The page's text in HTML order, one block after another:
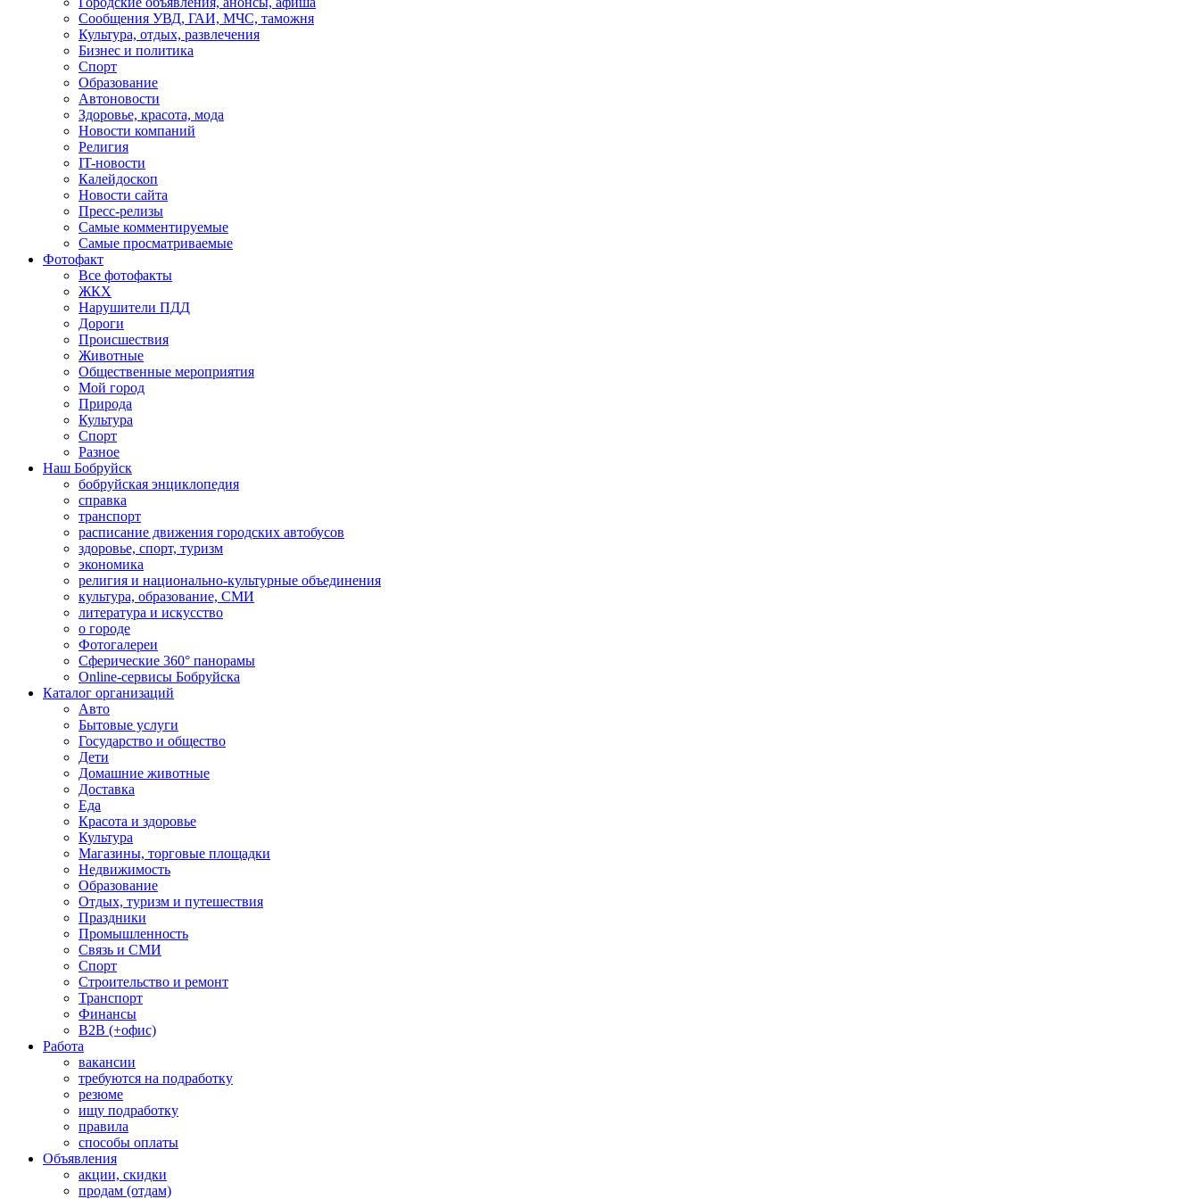
Сообщения УВД, ГАИ, МЧС, таможня
Культура, отдых, развлечения
Бизнес и политика
Спорт
Образование
Автоновости
Здоровье, красота, мода
Новости компаний
Религия
IT-новости
Калейдоскоп
Новости сайта
Пресс-релизы
Самые комментируемые
Самые просматриваемые
Фотофакт
Все фотофакты
ЖКХ
Нарушители ПДД
Дороги
Происшествия
Животные
Общественные мероприятия
Мой город
Природа
Культура
Спорт
Разное
Наш Бобруйск
бобруйская энциклопедия
справка
транспорт
расписание движения городских автобусов
здоровье, спорт, туризм
экономика
религия и национально-культурные объединения
культура, образование, СМИ
литература и искусство
о городе
Фотогалереи
Сферические 360° панорамы
Online-сервисы Бобруйска
Каталог организаций
Авто
Бытовые услуги
Государство и общество
Дети
Домашние животные
Доставка
Еда
Красота и здоровье
Культура
Магазины, торговые площадки
Недвижимость
Образование
Отдых, туризм и путешествия
Праздники
Промышленность
Связь и СМИ
Спорт
Строительство и ремонт
Транспорт
Финансы
B2B (+офис)
Работа
вакансии
требуются на подработку
резюме
ищу подработку
правила
способы оплаты
Объявления
акции, скидки
продам (отдам)